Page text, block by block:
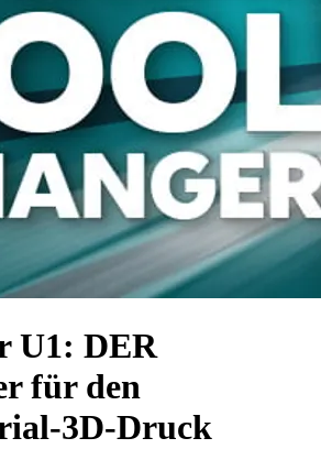
U1: DER
für den
3D-Druck